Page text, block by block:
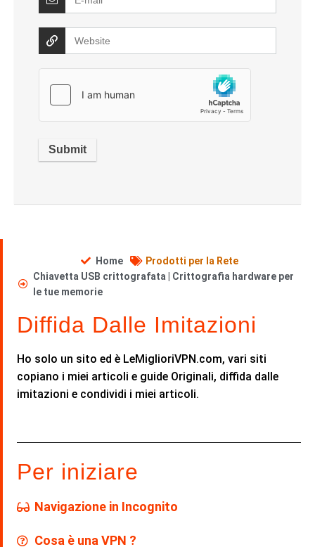
Home
Prodotti per la Rete
Chiavetta USB crittografata | Crittografia hardware per
le tue memorie
Diffida Dalle Imitazioni
Ho solo un sito ed è LeMiglioriVPN.com, vari siti
copiano i miei articoli e guide Originali, diffida dalle
imitazioni e condividi i miei articoli.
Per iniziare
Navigazione in Incognito
Cosa è una VPN ?